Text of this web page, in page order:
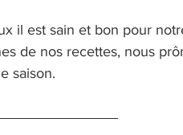
il est sain et bon pour
de nos recettes, nous
saison.